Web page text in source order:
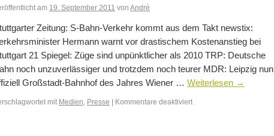
am 19. September 2011 von André
Zeitung: S-Bahn-Verkehr kommt aus dem Takt newstix:
Hermann warnt vor drastischem Kostenanstieg bei
21 Spiegel: Züge sind unpünktlicher als 2010 TRP: Deutsche
noch unzuverlässiger und trotzdem noch teurer MDR: Leipzig nun
Großstadt-Bahnhof des Jahres Wiener … Weiterlesen →
mit Medien Presse | Kommentare deaktiviert